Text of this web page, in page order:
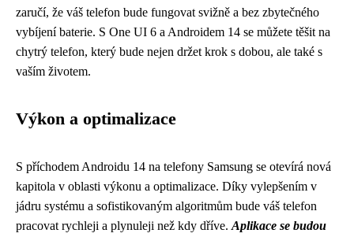
zaručí, že váš telefon bude fungovat svižně a bez zbytečného
vybíjení baterie. S One UI 6 a Androidem 14 se můžete těšit na
chytrý telefon, který bude nejen držet krok s dobou, ale také s
vaším životem.
Výkon a optimalizace
S příchodem Androidu 14 na telefony Samsung se otevírá nová
kapitola v oblasti výkonu a optimalizace. Díky vylepšením v
jádru systému a sofistikovaným algoritmům bude váš telefon
pracovat rychleji a plynuleji než kdy dříve. Aplikace se budou